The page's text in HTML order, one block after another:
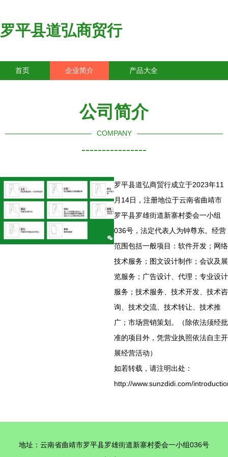
罗平县道弘商贸行
首页 企业简介 产品大全
公司简介
COMPANY
----------------
罗平县道弘商贸行成立于2023年11
月14日，注册地位于云南省曲靖市
罗平县罗雄街道新寨村委会一小组
036号，法定代表人为钟尊东。经营
范围包括一般项目：软件开发；网络
技术服务；图文设计制作；会议及展
览服务；广告设计、代理；专业设计
服务；技术服务、技术开发、技术咨
询、技术交流、技术转让、技术推
广；市场营销策划。（除依法须经批
准的项目外，凭营业执照依法自主开
展经营活动）
如若转载，请注明出处：
http://www.sunzdidi.com/
地址：云南省曲靖市罗平县罗雄街道新寨村委会一小组036号